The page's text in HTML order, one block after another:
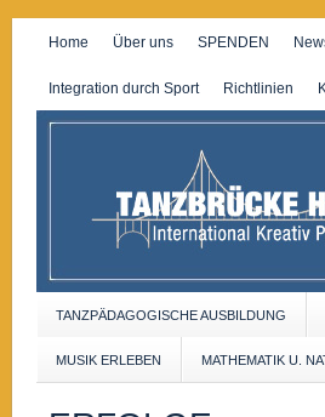
Home Über uns SPENDEN
Integration durch Sport Richtlinien
TANZPÄDAGOGISCHE AUSBILDUNG
MUSIK ERLEBEN MATHEMATIK U.